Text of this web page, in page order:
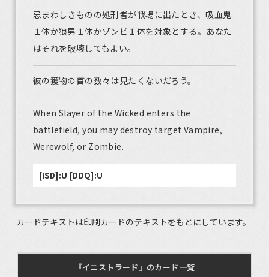
忌まわしきものの処刑者が戦場に出たとき、吸血鬼
１体か狼男１体かゾンビ１体を対象とする。あなた
はそれを破壊してもよい。
彼の獲物の首の数々は見たくないだろう。
When Slayer of the Wicked enters the
battlefield, you may destroy target Vampire,
Werewolf, or Zombie.
[ISD]:U [DDQ]:U
カードテキストは印刷カードのテキストをもとにしています。
『イニストラード』のカード一覧